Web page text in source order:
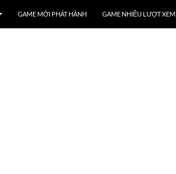
GAME MỚI PHÁT HÀNH GAME NHIỀU LƯỢT XEM